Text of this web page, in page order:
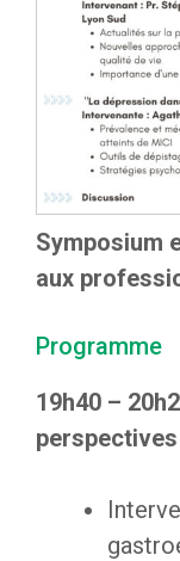
Symposium
aux
Programme
19h40 –